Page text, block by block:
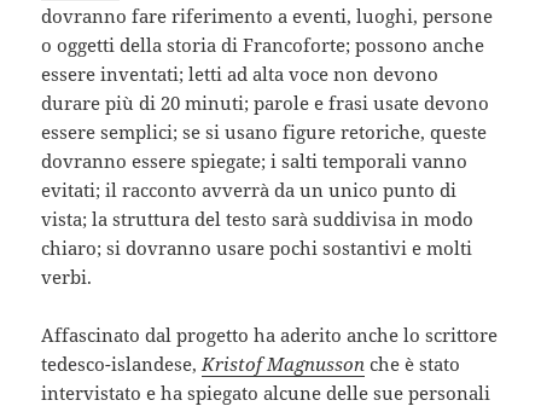
dovranno fare riferimento a eventi, luoghi, persone
o oggetti della storia di Francoforte; possono anche
essere inventati; letti ad alta voce non devono
durare più di 20 minuti; parole e frasi usate devono
essere semplici; se si usano figure retoriche, queste
dovranno essere spiegate; i salti temporali vanno
evitati; il racconto avverrà da un unico punto di
vista; la struttura del testo sarà suddivisa in modo
chiaro; si dovranno usare pochi sostantivi e molti
verbi.
Affascinato dal progetto ha aderito anche lo scrittore
tedesco-islandese, Kristof Magnusson che è stato
intervistato e ha spiegato alcune delle sue personali